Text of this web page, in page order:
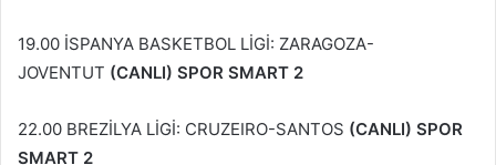
19.00 İSPANYA BASKETBOL LİGİ: ZARAGOZA-
JOVENTUT (CANLI) SPOR SMART 2
22.00 BREZİLYA LİGİ: CRUZEIRO-SANTOS (CANLI) SPOR
SMART 2